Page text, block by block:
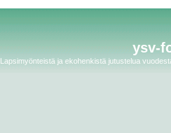
ysv-
Lapsimyönteistä ja ekohenkistä jutustelua